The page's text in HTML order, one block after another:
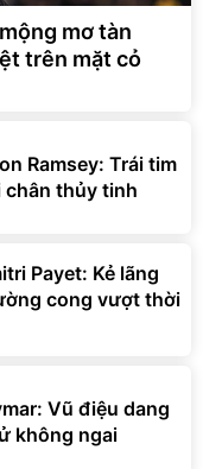
mơ tàn
trên mặt cỏ
Ramsey: Trái tim
chân thủy tinh
Payet: Kẻ lãng
cong vượt thời
Vũ điệu dang
không ngai